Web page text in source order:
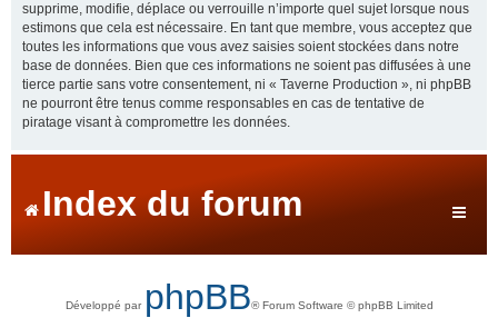
supprime, modifie, déplace ou verrouille n’importe quel sujet lorsque nous
estimons que cela est nécessaire. En tant que membre, vous acceptez que
toutes les informations que vous avez saisies soient stockées dans notre
base de données. Bien que ces informations ne soient pas diffusées à une
tierce partie sans votre consentement, ni « Taverne Production », ni phpBB
ne pourront être tenus comme responsables en cas de tentative de
piratage visant à compromettre les données.
Index du forum
Développé par phpBB® Forum Software © phpBB Limited